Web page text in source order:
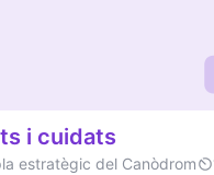
i cuidats
estratègic del Canòdrom